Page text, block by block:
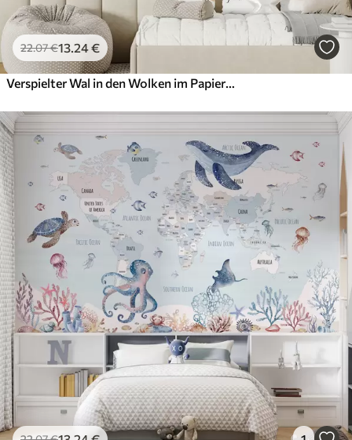
22.07€13.24€
Verspielter Wal in den Wolken im Papierschnitt-Stil, 3D-Effekt